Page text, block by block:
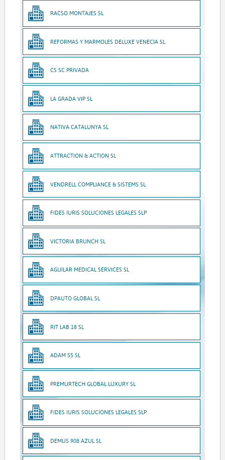
RACSO MONTAJES SL
REFORMAS Y MARMOLES DELUXE VENECIA SL
CS SC PRIVADA
LA GRADA VIP SL
NATIVA CATALUNYA SL
ATTRACTION & ACTION SL
VENDRELL COMPLIANCE & SISTEMS SL
FIDES IURIS SOLUCIONES LEGALES SLP
VICTORIA BRUNCH SL
AGUILAR MEDICAL SERVICES SL
DPAUTO GLOBAL SL
RIT LAB 18 SL
ADAM 55 SL
PREMURTECH GLOBAL LUXURY SL
FIDES IURIS SOLUCIONES LEGALES SLP
DEMUS 908 AZUL SL